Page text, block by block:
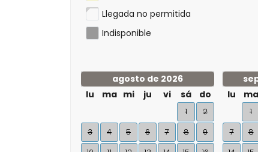
Llegada no permitida
Indisponible
agosto de 2026
lu
ma mi ju vi sá do
1
2
3
4 5 6 7 8
9
lu
ma
1
7
8